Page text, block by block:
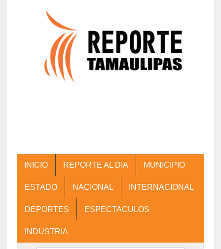
INICIO REPORTE AL DIA MUNICIPIO
ESTADO NACIONAL INTERNACIONAL
DEPORTES ESPECTACULOS
INDUSTRIA